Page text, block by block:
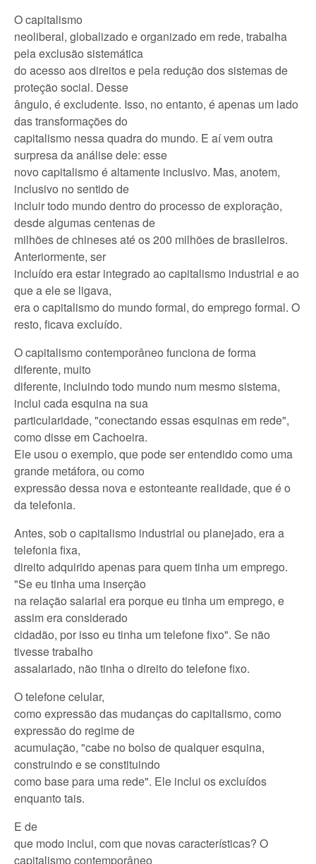
O capitalismo
neoliberal, globalizado e organizado em rede, trabalha
pela exclusão sistemática
do acesso aos direitos e pela redução dos sistemas de
proteção social. Desse
ângulo, é excludente. Isso, no entanto, é apenas um lado
das transformações do
capitalismo nessa quadra do mundo. E aí vem outra
surpresa da análise dele: esse
novo capitalismo é altamente inclusivo. Mas, anotem,
inclusivo no sentido de
incluir todo mundo dentro do processo de exploração,
desde algumas centenas de
milhões de chineses até os 200 milhões de brasileiros.
Anteriormente, ser
incluído era estar integrado ao capitalismo industrial e ao
que a ele se ligava,
era o capitalismo do mundo formal, do emprego formal. O
resto, ficava excluído.
O capitalismo contemporâneo funciona de forma
diferente, muito
diferente, incluindo todo mundo num mesmo sistema,
inclui cada esquina na sua
particularidade, "conectando essas esquinas em rede",
como disse em Cachoeira.
Ele usou o exemplo, que pode ser entendido como uma
grande metáfora, ou como
expressão dessa nova e estonteante realidade, que é o
da telefonia.
Antes, sob o capitalismo industrial ou planejado, era a
telefonia fixa,
direito adquirido apenas para quem tinha um emprego.
"Se eu tinha uma inserção
na relação salarial era porque eu tinha um emprego, e
assim era considerado
cidadão, por isso eu tinha um telefone fixo". Se não
tivesse trabalho
assalariado, não tinha o direito do telefone fixo.
O telefone celular,
como expressão das mudanças do capitalismo, como
expressão do regime de
acumulação, "cabe no bolso de qualquer esquina,
construindo e se constituindo
como base para uma rede". Ele inclui os excluídos
enquanto tais.
E de
que modo inclui, com que novas características? O
capitalismo contemporâneo